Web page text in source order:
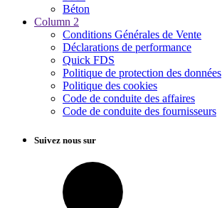
Béton
Column 2
Conditions Générales de Vente
Déclarations de performance
Quick FDS
Politique de protection des données
Politique des cookies
Code de conduite des affaires
Code de conduite des fournisseurs
Suivez nous sur